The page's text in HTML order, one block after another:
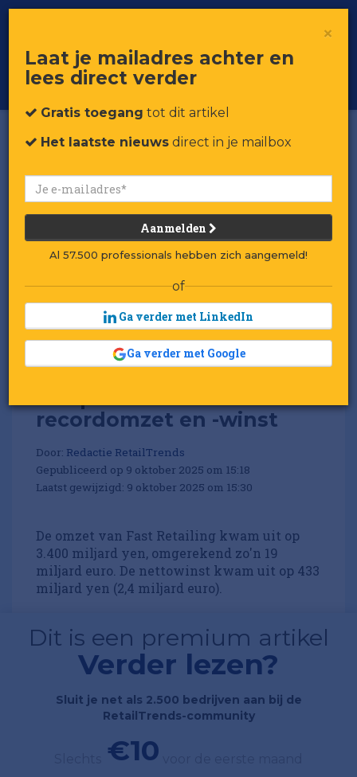
Voor professionals in retail & brands
Toggle
recordomzet en -winst
Door: Redactie RetailTrends
Gepubliceerd op 9 oktober 2025 om 15:18
Laatst gewijzigd: 9 oktober 2025 om 15:30
De omzet van Fast Retailing kwam uit op
3.400 miljard yen, omgerekend zo'n 19
miljard euro. De nettowinst kwam uit op 433
miljard yen (2,4 miljard euro).
Dit is een premium artikel
Verder lezen?
Sluit je net als 2.500 bedrijven aan bij de
RetailTrends-community
€10
×
Laat je mailadres achter en
lees direct verder
Gratis toegang tot dit artikel
Het laatste nieuws direct in je mailbox
Aanmelden
Al 57.500 professionals hebben zich aangemeld!
of
Ga verder met LinkedIn
Ga verder met Google